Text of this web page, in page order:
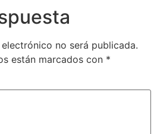
no será publicada.
están marcados con *